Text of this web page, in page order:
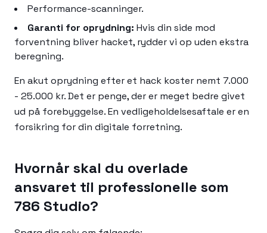
Performance-scanninger.
Garanti for oprydning: Hvis din side mod
forventning bliver hacket, rydder vi op uden ekstra
beregning.
En akut oprydning efter et hack koster nemt 7.000
- 25.000 kr. Det er penge, der er meget bedre givet
ud på forebyggelse. En vedligeholdelsesaftale er en
forsikring for din digitale forretning.
Hvornår skal du overlade
ansvaret til professionelle som
786 Studio?